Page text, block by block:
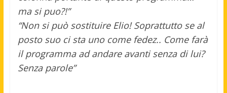
ma si puo?!”
“Non si può sostituire Elio! Soprattutto se al
posto suo ci sta uno come fedez.. Come farà
il programma ad andare avanti senza di lui?
Senza parole”